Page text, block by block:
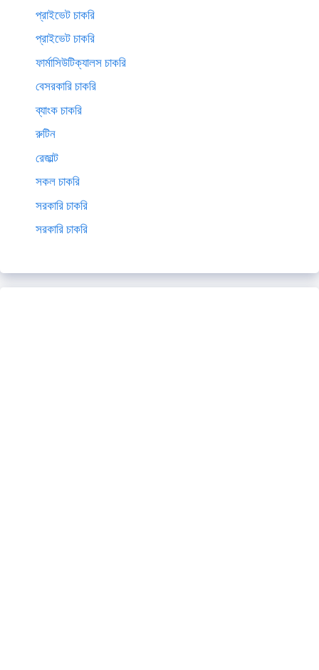
প্রাইভেট চাকরি
প্রাইভেট চাকরি
ফার্মাসিউটিক্যালস চাকরি
বেসরকারি চাকরি
ব্যাংক চাকরি
রুটিন
রেজাল্ট
সকল চাকরি
সরকারি চাকরি
সরকারি চাকরি